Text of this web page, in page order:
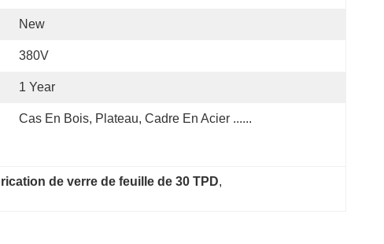
New
380V
1 Year
Cas En Bois, Plateau, Cadre En Acier ......
de verre de feuille de 30 TPD,